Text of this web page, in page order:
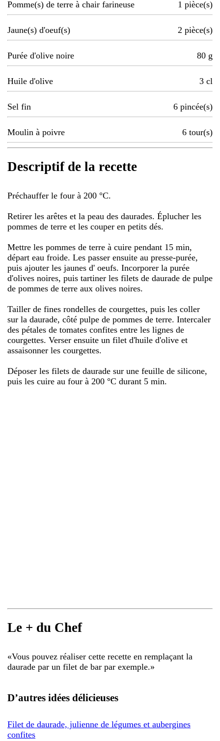
Pomme(s) de terre à chair farineuse 1 pièce(s)
Jaune(s) d'oeuf(s) 2 pièce(s)
Purée d'olive noire 80 g
Huile d'olive 3 cl
Sel fin 6 pincée(s)
Moulin à poivre 6 tour(s)
Descriptif de la recette
Préchauffer le four à 200 °C.
Retirer les arêtes et la peau des daurades. Éplucher les
pommes de terre et les couper en petits dés.
Mettre les pommes de terre à cuire pendant 15 min,
départ eau froide. Les passer ensuite au presse-purée,
puis ajouter les jaunes d' oeufs. Incorporer la purée
d'olives noires, puis tartiner les filets de daurade de pulpe
de pommes de terre aux olives noires.
Tailler de fines rondelles de courgettes, puis les coller
sur la daurade, côté pulpe de pommes de terre. Intercaler
des pétales de tomates confites entre les lignes de
courgettes. Verser ensuite un filet d'huile d'olive et
assaisonner les courgettes.
Déposer les filets de daurade sur une feuille de silicone,
puis les cuire au four à 200 °C durant 5 min.
Le + du Chef
«Vous pouvez réaliser cette recette en remplaçant la
daurade par un filet de bar par exemple.»
D’autres idées délicieuses
Filet de daurade, julienne de légumes et aubergines
confites